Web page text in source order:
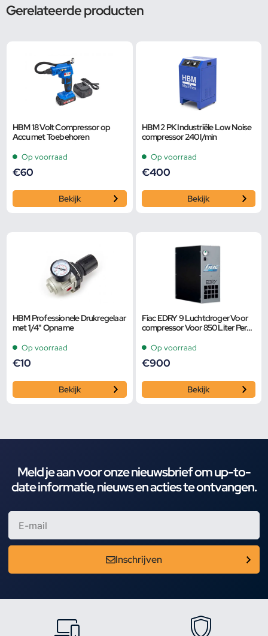
Gerelateerde producten
HBM 18 Volt Compressor op
Accu met Toebehoren
Op voorraad
€60
Bekijk
HBM 2 PK Industriële Low Noise
compressor 240 l/min
Op voorraad
€400
Bekijk
HBM Professionele Drukregelaar
met 1/4" Opname
Op voorraad
€10
Bekijk
Fiac EDRY 9 Luchtdroger Voor
compressor Voor 850 Liter Per
Op voorraad
€900
Bekijk
Meld je aan voor onze nieuwsbrief om up-to-
date informatie, nieuws en acties te ontvangen.
Inschrijven